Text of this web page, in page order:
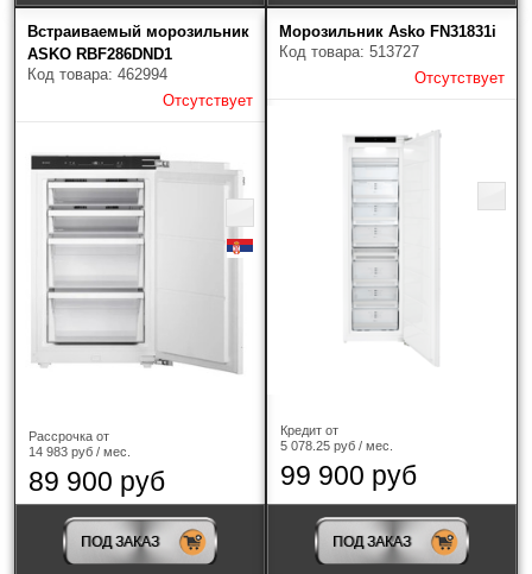
Jacky's(2)
Korting (6)
Kuppersbusch(5)
Liebherr(32)
Miele
Neff(2)
Smeg(6)
TEKA(2)
Встраиваемый морозильник
ASKO RBF286DND1
Код товара: 462994
Отсутствует
Рассрочка от
14 983 руб / мес.
89 900 руб
ПОД ЗАКАЗ
Морозильник Asko FN31831i
Код товара: 513727
Отсутствует
Кредит от
5 078.25 руб / мес.
99 900 руб
ПОД ЗАКАЗ